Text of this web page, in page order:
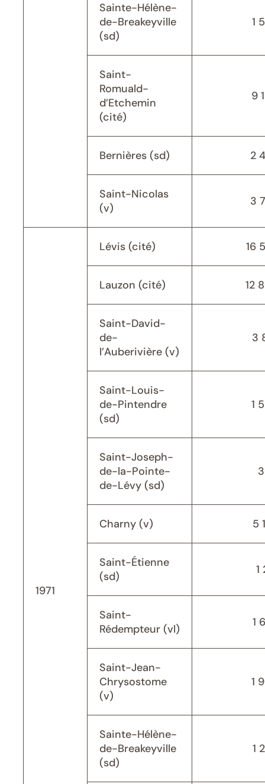
Sainte-Hélène-
de-Breakeyville
(sd)
1
Saint-
Romuald-
d’Etchemin
(cité)
9
Bernières (sd) 2
Saint-Nicolas
(v)
3
1971
Lévis (cité) 16
Lauzon (cité) 12
Saint-David-
de-
l’Auberivière (v)
3
Saint-Louis-
de-Pintendre
(sd)
1
Saint-Joseph-
de-la-Pointe-
de-Lévy (sd)
Charny (v) 5
Saint-Étienne
(sd)
1
Saint-
Rédempteur (vl)
1
Saint-Jean-
Chrysostome
(v)
1
Sainte-Hélène-
de-Breakeyville
(sd)
1